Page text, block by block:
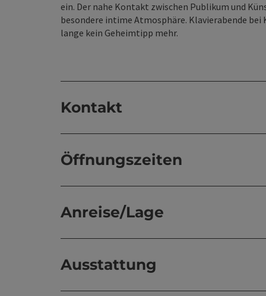
ein. Der nahe Kontakt zwischen Publikum und
besondere intime Atmosphäre. Klavierabende bei
lange kein Geheimtipp mehr.
Kontakt
Öffnungszeiten
Anreise/Lage
Ausstattung